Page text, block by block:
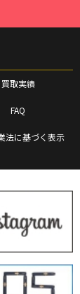
買取実績
FAQ
法に基づく表示